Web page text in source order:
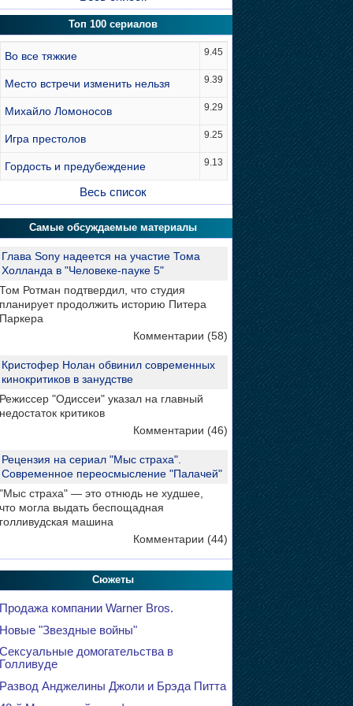
Топ 100 сериалов
Во все тяжкие 9.45
Место встречи изменить нельзя 9.39
Михайло Ломоносов 9.29
Игра престолов 9.25
Гордость и предубеждение 9.13
Весь список
Самые обсуждаемые материалы
Глава Sony надеется на участие Тома
Холланда в "Человеке-пауке 5"
Ротман подтвердил, что студия
продолжить историю Питера
Комментарии (58)
Кристофер Нолан обвинил современных
кинокритиков в занудстве
"Одиссеи" указал на главный
критиков
Комментарии (46)
Рецензия на сериал "Мыс страха".
Современное переосмысление "Палачей"
страха" — это отнюдь не худшее,
могла выдать беспощадная
машина
Комментарии (44)
Сюжеты
компании Warner Bros.
"Звездные войны"
домогательства в
Анджелины Джоли и Брэда Питта